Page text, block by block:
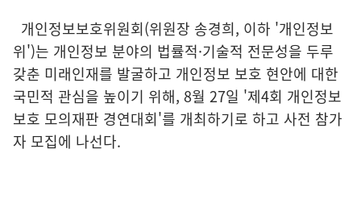
개인정보보호위원회(위원장 송경희, 이하 '개인정보
위')는 개인정보 분야의 법률적·기술적 전문성을 두루
갖춘 미래인재를 발굴하고 개인정보 보호 현안에 대한
국민적 관심을 높이기 위해, 8월 27일 '제4회 개인정보
보호 모의재판 경연대회'를 개최하기로 하고 사전 참가
자 모집에 나선다.